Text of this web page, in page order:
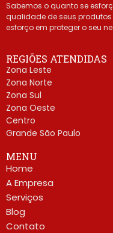
Sabemos o quanto se
qualidade de seus produtos
esforço em proteger o seu
REGIÕES ATENDIDAS
Zona Leste
Zona Norte
Zona Sul
Zona Oeste
Centro
Grande São Paulo
MENU
Home
A Empresa
Serviços
Blog
Contato